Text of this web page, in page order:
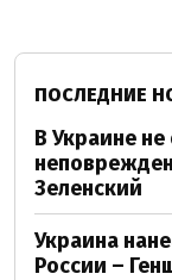
ПОСЛЕДНИЕ
В Украине
Зеленский
Украина
России –